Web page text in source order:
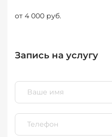
от 4 000 руб.
Запись на услугу